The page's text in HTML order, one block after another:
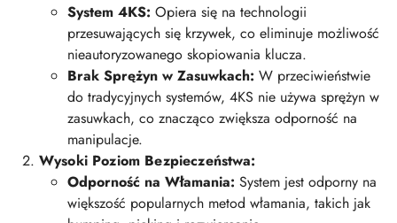
System 4KS: Opiera się na technologii
przesuwających się krzywek, co eliminuje możliwość
nieautoryzowanego skopiowania klucza.
Brak Sprężyn w Zasuwkach: W przeciwieństwie
do tradycyjnych systemów, 4KS nie używa sprężyn w
zasuwkach, co znacząco zwiększa odporność na
manipulacje.
Wysoki Poziom Bezpieczeństwa:
Odporność na Włamania: System jest odporny na
większość popularnych metod włamania, takich jak